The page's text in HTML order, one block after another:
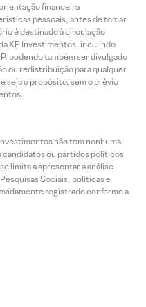
financeira
pessoais, antes de tomar
é destinado à circulação
XP Investimentos, incluindo
podendo também ser divulgado
ou redistribuição para qualquer
seja o propósito, sem o prévio
não tem nenhuma
candidatos ou partidos políticos
limita a apresentar a análise
Sociais, políticas e
registrado conforme a